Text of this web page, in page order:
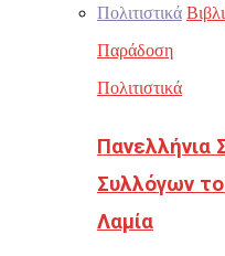
Πολιτιστικά
Παράδοση
Πολιτιστικά
Πανελλήνια
Συλλόγων
Λαμία